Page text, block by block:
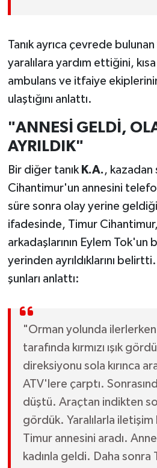
Tanık ayrıca çevrede
yaralılara yardım ettiğini,
ambulans ve itfaiye
ulaştığını anlattı.
"ANNESİ GELDİ,
AYRILDIK"
Bir diğer tanık K.A., kazadan
Cihantimur'un annesini
süre sonra olay yerine
ifadesinde, Timur
arkadaşlarının Eylem Tok'un
yerinden ayrıldıklarını
şunları anlattı:
"Orman yolunda
tarafında kırmızı ışık
direksiyonu sola kırınca
ATV'lere çarptı.
düştü. Araçtan indikten
gördük. Yaralılarla iletişim
Timur annesini aradı.
kadınla geldi. Daha sonra